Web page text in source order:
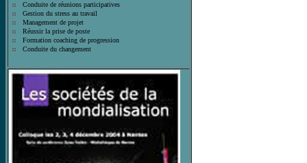
Conduite de réunions participatives
Gestion du stress au travail
Management de projet
Réussir la prise de poste
Formation coaching de progression
Conduite du changement